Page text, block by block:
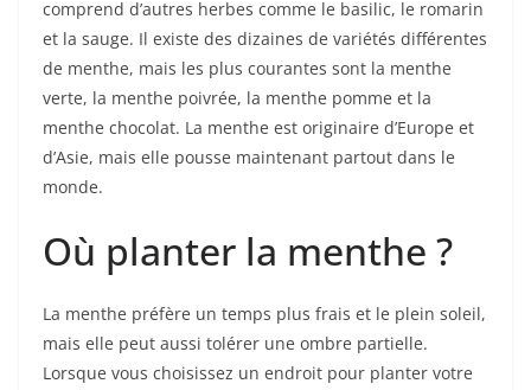
comprend d’autres herbes comme le basilic, le romarin
et la sauge. Il existe des dizaines de variétés différentes
de menthe, mais les plus courantes sont la menthe
verte, la menthe poivrée, la menthe pomme et la
menthe chocolat. La menthe est originaire d’Europe et
d’Asie, mais elle pousse maintenant partout dans le
monde.
Où planter la menthe ?
La menthe préfère un temps plus frais et le plein soleil,
mais elle peut aussi tolérer une ombre partielle.
Lorsque vous choisissez un endroit pour planter votre